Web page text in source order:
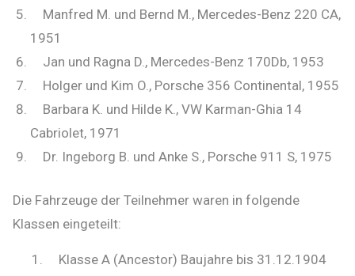
Manfred M. und Bernd M., Mercedes-Benz 220 CA,
1951
Jan und Ragna D., Mercedes-Benz 170Db, 1953
Holger und Kim O., Porsche 356 Continental, 1955
Barbara K. und Hilde K., VW Karman-Ghia 14
Cabriolet, 1971
Dr. Ingeborg B. und Anke S., Porsche 911 S, 1975
Die Fahrzeuge der Teilnehmer waren in folgende
Klassen eingeteilt:
1. Klasse A (Ancestor) Baujahre bis 31.12.1904